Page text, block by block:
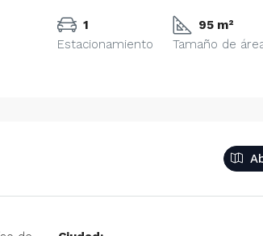
1
Estacionamiento
95 m²
Tamaño de
– 2
Caracas | Con